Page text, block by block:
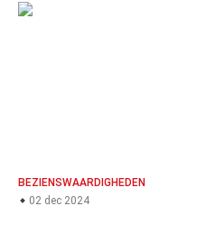
BEZIENSWAARDIGHEDEN
02 dec 2024